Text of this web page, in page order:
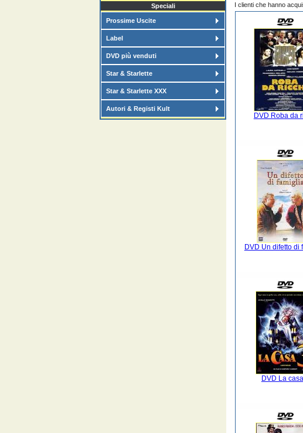
Speciali
Prossime Uscite
Label
DVD più venduti
Star & Starlette
Star & Starlette XXX
Autori & Registi Kult
I clienti che hanno
DVD Roba da
DVD Un difetto di
DVD La